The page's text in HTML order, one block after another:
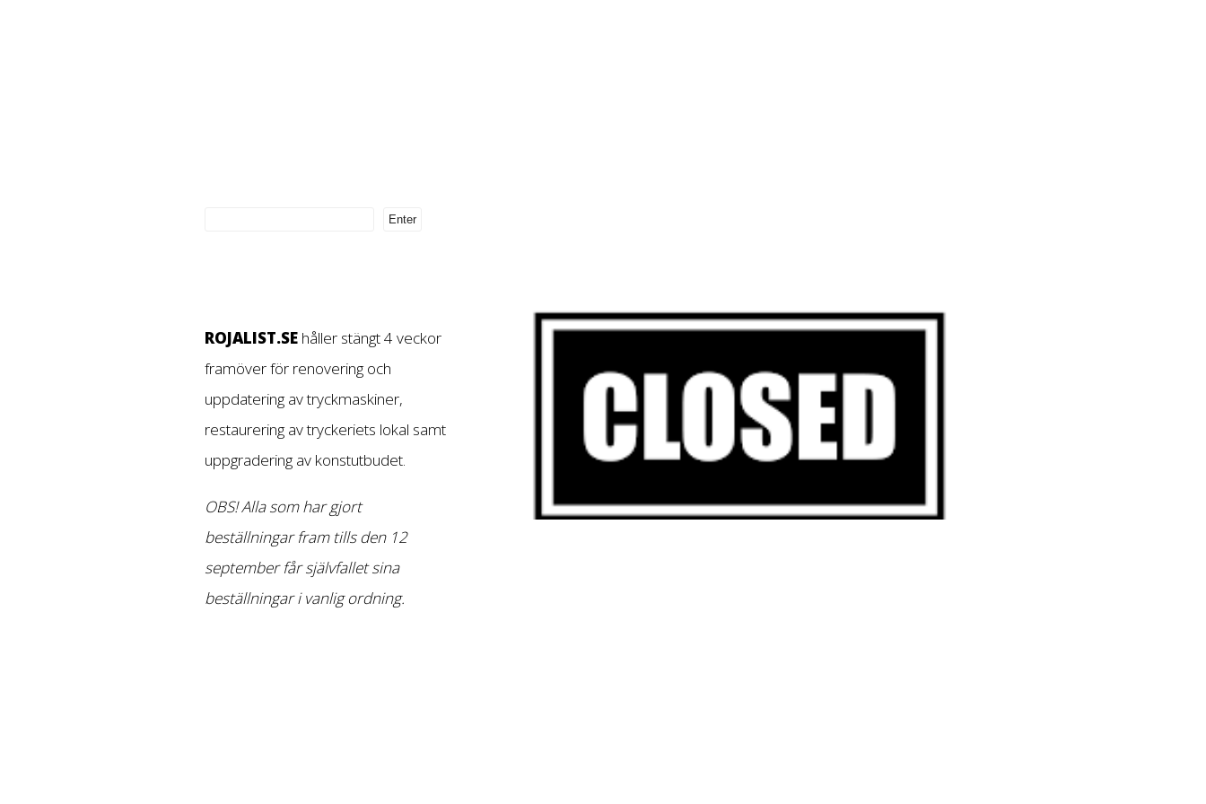
ROJALIST.SE håller stängt 4 veckor
framöver för renovering och
uppdatering av tryckmaskiner,
restaurering av tryckeriets lokal samt
uppgradering av konstutbudet.
OBS! Alla som har gjort
beställningar fram tills den 12
september får självfallet sina
beställningar i vanlig ordning.